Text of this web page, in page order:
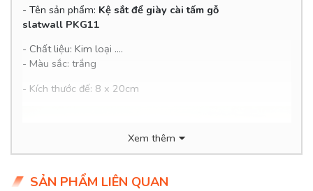
- Tên sản phẩm: Kệ sắt để giày cài tấm gỗ
slatwall PKG11
- Chất liệu: Kim loại ....
- Màu sắc: trắng
- Kích thước đế: 8 x 20cm
Xem thêm
SẢN PHẨM LIÊN QUAN